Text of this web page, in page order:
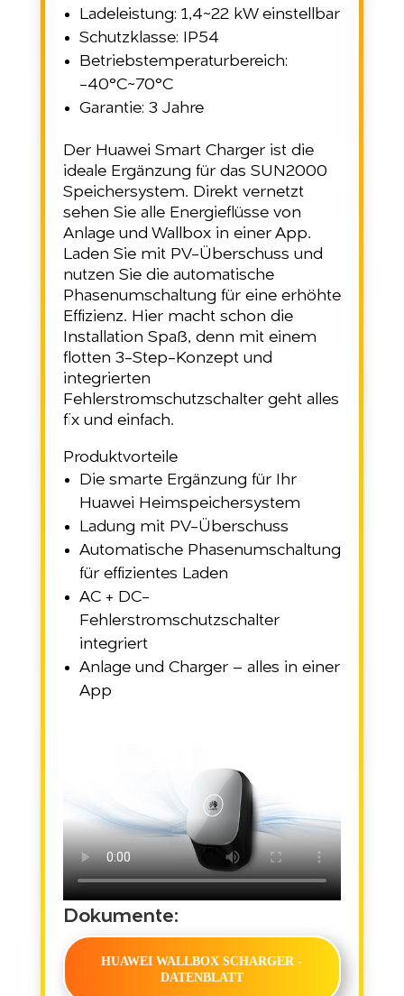
Ladeleistung: 1,4~22 kW einstellbar
Schutzklasse: IP54
Betriebstemperaturbereich:
-40°C~70°C
Garantie: 3 Jahre
Der Huawei Smart Charger ist die
ideale Ergänzung für das SUN2000
Speichersystem. Direkt vernetzt
sehen Sie alle Energieflüsse von
Anlage und Wallbox in einer App.
Laden Sie mit PV-Überschuss und
nutzen Sie die automatische
Phasenumschaltung für eine erhöhte
Effizienz. Hier macht schon die
Installation Spaß, denn mit einem
flotten 3-Step-Konzept und
integrierten
Fehlerstromschutzschalter geht alles
fix und einfach.
Produktvorteile
Die smarte Ergänzung für Ihr
Huawei Heimspeichersystem
Ladung mit PV-Überschuss
Automatische Phasenumschaltung
für effizientes Laden
AC + DC-
Fehlerstromschutzschalter
integriert
Anlage und Charger – alles in einer
App
Dokumente:
HUAWEI WALLBOX SCHARGER -
DATENBLATT